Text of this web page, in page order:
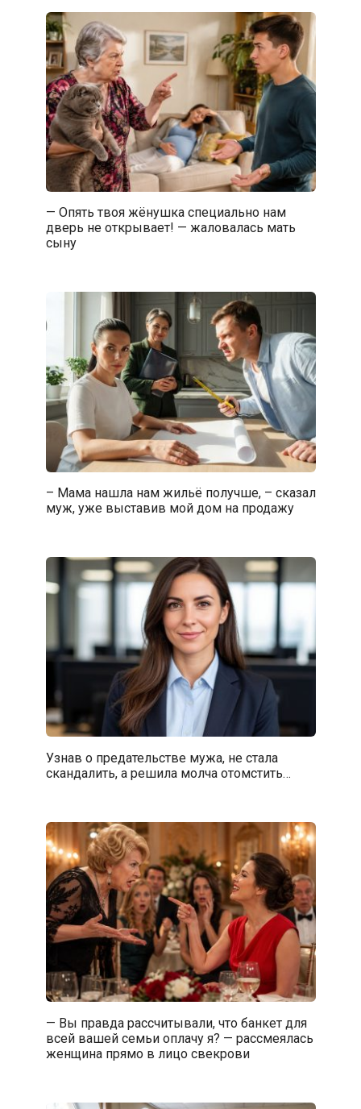
— Опять твоя жёнушка специально нам
дверь не открывает! — жаловалась мать
сыну
– Мама нашла нам жильё получше, – сказал
муж, уже выставив мой дом на продажу
Узнав о предательстве мужа, не стала
скандалить, а решила молча отомстить…
— Вы правда рассчитывали, что банкет для
всей вашей семьи оплачу я? — рассмеялась
женщина прямо в лицо свекрови